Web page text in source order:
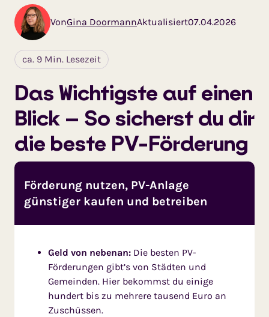
VonGina DoormannAktualisiert07.04.2026
ca. 9 Min. Lesezeit
Das Wichtigste auf einen
Blick – So sicherst du dir
die beste PV-Förderung
Förderung nutzen, PV-Anlage
günstiger kaufen und betreiben
Geld von nebenan: Die besten PV-
Förderungen gibt’s von Städten und
Gemeinden. Hier bekommst du einige
hundert bis zu mehrere tausend Euro an
Zuschüssen.